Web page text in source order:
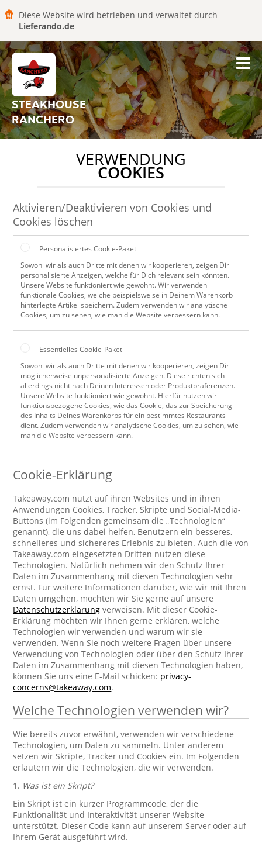
Diese Website wird betrieben und verwaltet durch
Lieferando.de
STEAKHOUSE
RANCHERO
VERWENDUNG
COOKIES
Aktivieren/Deaktivieren von Cookies und
Cookies löschen
Personalisiertes Cookie-Paket
Sowohl wir als auch Dritte mit denen wir kooperieren, zeigen Dir
personalisierte Anzeigen, welche für Dich relevant sein könnten.
Unsere Website funktioniert wie gewohnt. Wir verwenden
funktionale Cookies, welche beispielsweise in Deinem Warenkorb
hinterlegte Artikel speichern. Zudem verwenden wir analytische
Cookies, um zu sehen, wie man die Website verbessern kann.
Essentielles Cookie-Paket
Sowohl wir als auch Dritte mit denen wir kooperieren, zeigen Dir
möglicherweise unpersonalisierte Anzeigen. Diese richten sich
allerdings nicht nach Deinen Interessen oder Produktpräferenzen.
Unsere Website funktioniert wie gewohnt. Hierfür nutzen wir
funktionsbezogene Cookies, wie das Cookie, das zur Speicherung
des Inhalts Deines Warenkorbs für ein bestimmtes Restaurants
dient. Zudem verwenden wir analytische Cookies, um zu sehen, wie
man die Website verbessern kann.
Cookie-Erklärung
Takeaway.com nutzt auf ihren Websites und in ihren
Anwendungen Cookies, Tracker, Skripte und Social-Media-
Buttons (im Folgenden gemeinsam die „Technologien“
genannt), die uns dabei helfen, Benutzern ein besseres,
schnelleres und sichereres Erlebnis zu bieten. Auch die von
Takeaway.com eingesetzten Dritten nutzen diese
Technologien. Natürlich nehmen wir den Schutz Ihrer
Daten im Zusammenhang mit diesen Technologien sehr
ernst. Für weitere Informationen darüber, wie wir mit Ihren
Daten umgehen, möchten wir Sie gerne auf unsere
Datenschutzerklärung verweisen. Mit dieser Cookie-
Erklärung möchten wir Ihnen gerne erklären, welche
Technologien wir verwenden und warum wir sie
verwenden. Wenn Sie noch weitere Fragen über unsere
Verwendung von Technologien oder über den Schutz Ihrer
Daten im Zusammenhang mit diesen Technologien haben,
können Sie uns eine E-Mail schicken: privacy-
concerns@takeaway.com.
Welche Technologien verwenden wir?
Wie bereits zuvor erwähnt, verwenden wir verschiedene
Technologien, um Daten zu sammeln. Unter anderem
setzen wir Skripte, Tracker und Cookies ein. Im Folgenden
erläutern wir die Technologien, die wir verwenden.
1. Was ist ein Skript?
Ein Skript ist ein kurzer Programmcode, der die
Funktionalität und Interaktivität unserer Website
unterstützt. Dieser Code kann auf unserem Server oder auf
Ihrem Gerät ausgeführt wird.